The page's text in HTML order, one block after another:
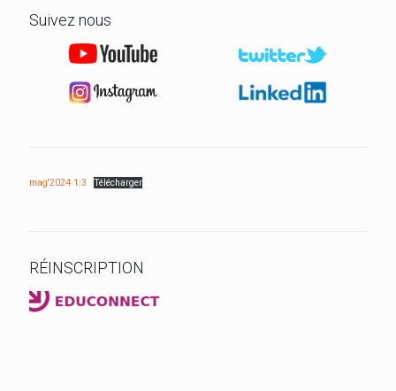
Suivez nous
mag'2024 1:3 Télécharger
RÉINSCRIPTION